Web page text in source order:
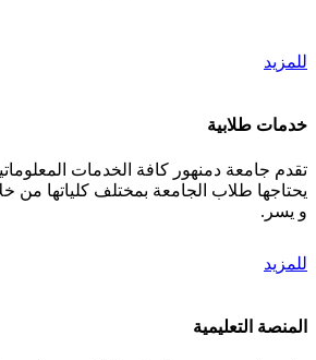
للمزيد
خدمات طلابية
تقدم جامعة دمنهور كافة الخدمات
يحتاجها طلاب الجامعة بمختلف كلياتها من
و يسر.
للمزيد
المنصة التعليمية